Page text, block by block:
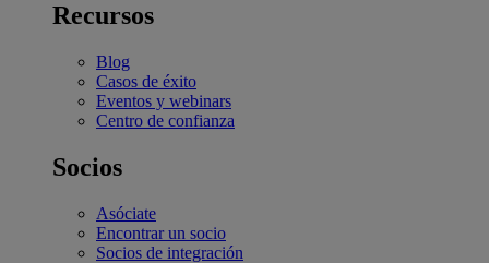
Recursos
Blog
Casos de éxito
Eventos y webinars
Centro de confianza
Socios
Asóciate
Encontrar un socio
Socios de integración